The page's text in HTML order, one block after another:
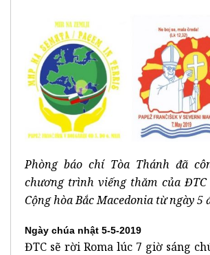
Phòng báo chí Tòa Thánh đã
chương trình viếng thăm của
Cộng hòa Bắc Macedonia từ ngày 5
Ngày chúa nhật 5-5-2019
ĐTC sẽ rời Roma lúc 7 giờ sáng